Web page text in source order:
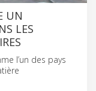
UN
LES
l’un des pays